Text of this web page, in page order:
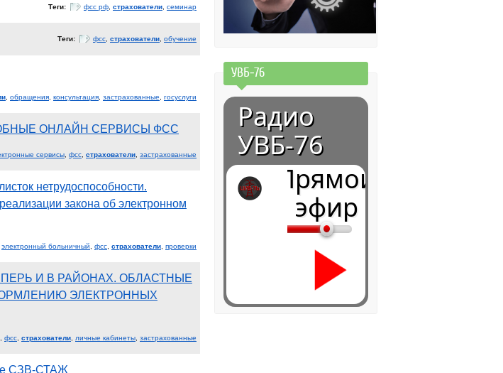
Теги: фсс рф страхователи семинар
Теги: фсс страхователи обучение
обращения консультация застрахованные госуслуги
ОНЛАЙН СЕРВИСЫ ФСС
сервисы фсс страхователи застрахованные
нетрудоспособности.
закона об электронном
электронный больничный фсс страхователи проверки
И В РАЙОНАХ. ОБЛАСТНЫЕ
ЭЛЕКТРОННЫХ
фсс страхователи личные кабинеты застрахованные
СЗВ-СТАЖ
УВБ-76
Радио
УВБ-76
Прямой
эфир